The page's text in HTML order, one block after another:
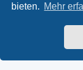
bieten. Mehr